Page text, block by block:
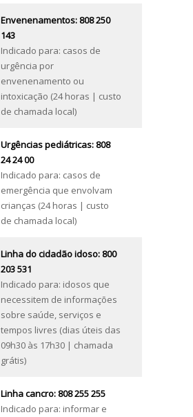
Envenenamentos: 808 250
143
Indicado para: casos de
urgência por
envenenamento ou
intoxicação (24 horas | custo
de chamada local)
Urgências pediátricas: 808
24 24 00
Indicado para: casos de
emergência que envolvam
crianças (24 horas | custo
de chamada local)
Linha do cidadão idoso: 800
203 531
Indicado para: idosos que
necessitem de informações
sobre saúde, serviços e
tempos livres (dias úteis das
09h30 às 17h30 | chamada
grátis)
Linha cancro: 808 255 255
Indicado para: informar e